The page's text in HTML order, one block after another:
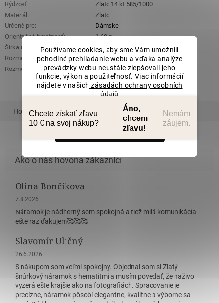
Používame cookies, aby sme Vám umožnili
pohodlné prehliadanie webu a vďaka analýze
prevádzky webu neustále zlepšovali jeho
funkcie, výkon a použiteľnosť. Viac informácií
nájdete v našich zásadách ochrany osobních
údajů
Nastavenie
Súhlasím
Rýdzosť:
Zlato 14 kt 585/1000
Materiál :
Zlato
Určené pre:
Dámske
Orientačná hmotnosť:
1,60 g
Šírka retiazky:
0,5 mm
Rozmery ozdobnej časti (š x d):
7,5 mm x 12,5 mm
Rozmery guľôčky (š x d): 2 mm x 2 mm
Hodnotenie Podobný tovar Súvisiaci tovar
Olina Bončikova
Hodnotenie obchodu je 5 z 5 hviezdičiek.
7.8.2026
Náramok je nádherný som spokojná a tiež milá komunikácia
ešte raz ďakujem🥰🥰🥰
Slavomír Uličný
Hodnotenie obchodu je 5 z 5 hviezdičiek.
26.6.2026
S nákupom som veľmi spokojný. Objednal som si Zlatý
šnúrkový náramok s hematitmi a musím povedať, že naživo
vyzerá ešte krajšie ako na fotografiách. Spracovanie je
precízne, náramok pôsobí elegantne, kvalitne a výborne sa
Chcete získať zľavu
10 € na svoj nákup?
Áno,
chcem
zľavu!
Nemám
záujem.